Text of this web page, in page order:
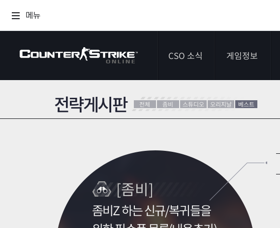
메뉴
CSO 소식
공지사항
게임정보
가이드
레벨
NEXON NOW
추가 정보
카스온라인TV
전략게시판 전체 좀비 스튜디오 오리지날 베스트
[좀비]
좀비Z 하는 신규/복귀들을